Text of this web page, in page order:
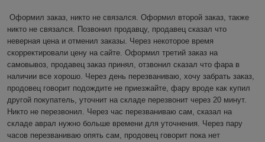
Оформил заказ, никто не связался. Оформил второй заказ, также
никто не связался. Позвонил продавцу, продавец сказал что
неверная цена и отменил заказы. Через некоторое время
скорректировали цену на сайте. Оформил третий заказ на
самовывоз, продавец заказ принял, отзвонил сказал что фара в
наличии все хорошо. Через день перезваниваю, хочу забрать заказ,
продовец говорит подождите не приезжайте, фару вроде как купил
другой покупатель, уточнит на складе перезвонит через 20 минут.
Никто не перезвонил. Через час перезваниваю сам, сказал на
складе аврал нужно больше времени для уточнения. Через пару
часов перезваниваю опять сам, продовец говорит пока нет